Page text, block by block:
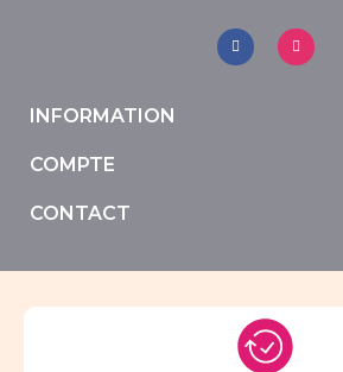
INFORMATION
COMPTE
CONTACT